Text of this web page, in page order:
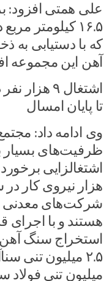
علی همتی افزود:
۱۶.۵ کیلومتر
که با دستیابی به
آهن این مجموعه
اشتغال ۹
تا پایان امسال
وی ادامه داد:
ظرفیت‌های بسیار
اشتغالزایی
هزار نیروی کار
شرکت‌های معدنی
هستند و با اجرای
استخراج سنگ آهن
۲.۵ میلیون تنی
میلیون تنی فولاد